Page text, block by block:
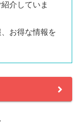
介していま
お得な情報を